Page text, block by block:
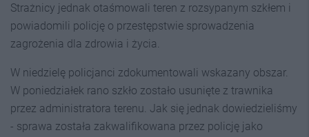
Strażnicy jednak otaśmowali teren z rozsypanym szkłem i
powiadomili policję o przestępstwie sprowadzenia
zagrożenia dla zdrowia i życia.
W niedzielę policjanci zdokumentowali wskazany obszar.
W poniedziałek rano szkło zostało usunięte z trawnika
przez administratora terenu. Jak się jednak dowiedzieliśmy
- sprawa została zakwalifikowana przez policję jako